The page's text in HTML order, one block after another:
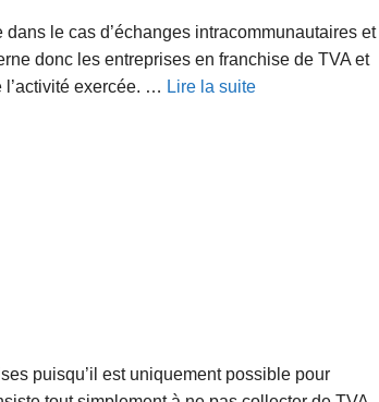
le cas d’échanges intracommunautaires et
donc les entreprises en franchise de TVA et
l’activité exercée. … Lire la suite
puisqu’il est uniquement possible pour